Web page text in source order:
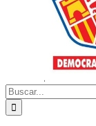
Buscar: